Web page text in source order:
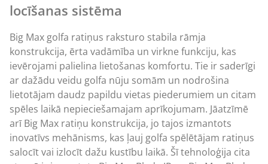
locīšanas sistēma
Big Max golfa ratiņus raksturo stabila rāmja
konstrukcija, ērta vadāmība un virkne funkciju, kas
ievērojami palielina lietošanas komfortu. Tie ir saderīgi
ar dažādu veidu golfa nūju somām un nodrošina
lietotājam daudz papildu vietas piederumiem un citam
spēles laikā nepieciešamajam aprīkojumam. Jāatzīmē
arī Big Max ratiņu konstrukcija, jo tajos izmantots
inovatīvs mehānisms, kas ļauj golfa spēlētājam ratiņus
salocīt vai izlocīt dažu kustību laikā. Šī tehnoloģija cita